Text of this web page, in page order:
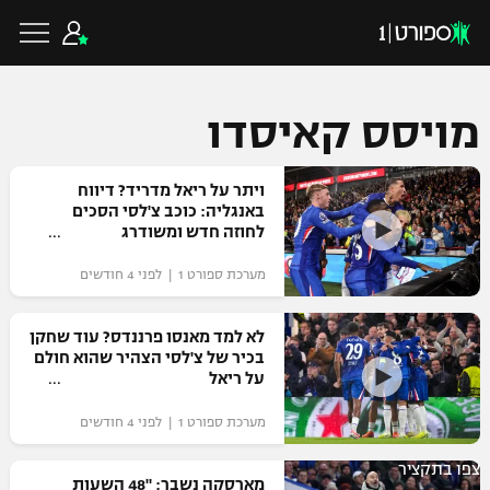
כדורגל ישראלי
ליגת העל
גביע הטוטו
ליגיונרים
גביע המדינה
כדורגל עולמי
ליגת האלופות
ליגה אירופית
ליגה אנגלית
כדורסל ישראלי
ליגת ווינר סל
ליגה לאומית
כדורסל עולמי
NBA
מויסס קאיסדו
ויתר על ריאל מדריד? דיווח
באנגליה: כוכב צ'לסי הסכים
לחוזה חדש ומשודרג
מערכת ספורט 1 | לפני 4 חודשים
לא למד מאנסו פרננדס? עוד שחקן
בכיר של צ'לסי הצהיר שהוא חולם
על ריאל
מערכת ספורט 1 | לפני 4 חודשים
צפו בתקציר
מארסקה נשבר: "48 השעות